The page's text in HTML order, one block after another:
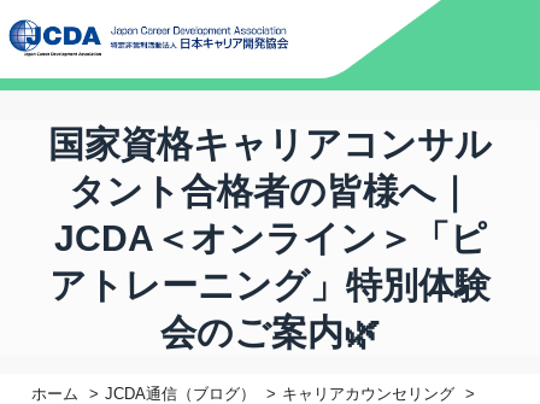
国家資格キャリアコンサル
タント合格者の皆様へ｜
JCDA＜オンライン＞「ピ
アトレーニング」特別体験
会のご案内🌿
ホーム JCDA通信（ブログ）
キャリアカウンセリング